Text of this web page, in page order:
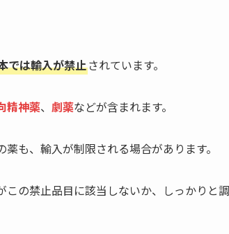
では輸入が禁止されています。
精神薬、 劇薬などが含まれます。
薬も、輸入が制限される場合があります。
の禁止品目に該当しないか、しっかりと調